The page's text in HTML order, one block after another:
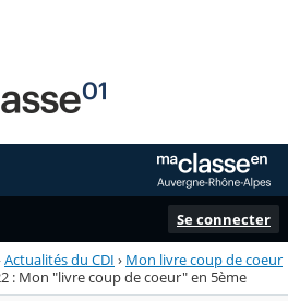
Se connecter
Actualités du CDI › Mon livre coup de coeur
: Mon "livre coup de coeur" en 5ème